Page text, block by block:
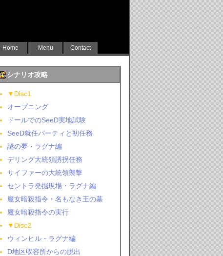
Home Menu Contact
シナリオ攻略
▼Disc1
オープニング
ドールでのSeeD実地試験
SeeD就任パーティと初任務
謎の夢・ラグナ編
デリング大統領誘拐任務
サイファーの大統領襲撃
セントラ発掘現場・ラグナ編
魔女暗殺指令・名もなき王の墓
魔女暗殺指令の実行
▼Disc2
ウィンヒル・ラグナ編
D地区収容所からの脱出